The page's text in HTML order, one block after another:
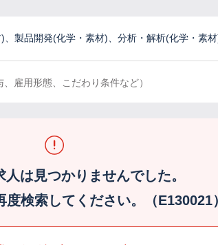
製品開発(化学・素材)、分析・解析(化学・素
、雇用形態、こだわり条件など）
は見つかりませんでした。
検索してください。（E130021）